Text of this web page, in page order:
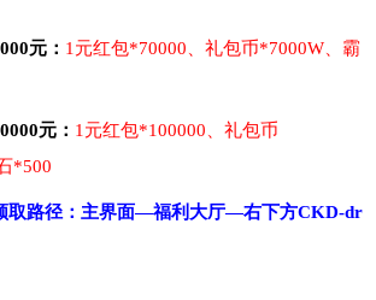
元： 1元红包*70000、礼包币*7000W、霸
元： 1元红包*100000、礼包币
*500
取路径：主界面—福利大厅—右下方CKD-dr